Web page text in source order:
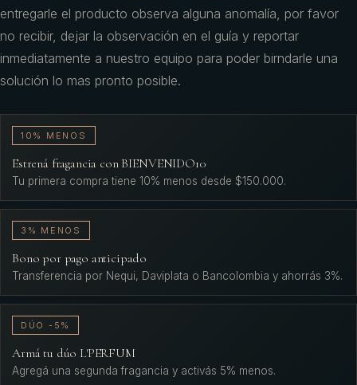
entregarle el producto observa alguna anomalía, por favor
no recibir, dejar la observación en el guía y reportar
inmediatamente a nuestro equipo para poder birndarle una
solución lo mas pronto posible.
10% MENOS
Estrená fragancia con BIENVENIDO10
Tu primera compra tiene 10% menos desde $150.000.
3% MENOS
Bono por pago anticipado
Transferencia por Nequi, Daviplata o Bancolombia y ahorrás 3%.
DÚO -5%
Armá tu dúo L'PERFUM
Agregá una segunda fragancia y activás 5% menos.